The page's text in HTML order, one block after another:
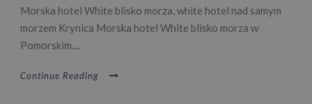
Morska hotel White blisko morza, white hotel nad samym
morzem Krynica Morska hotel White blisko morza w
Pomorskim....
Continue Reading